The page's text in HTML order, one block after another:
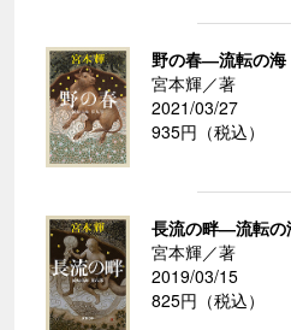
野の春―流転の
宮本輝／著
2021/03/27
935円（税込）
長流の畔―流転
宮本輝／著
2019/03/15
825円（税込）